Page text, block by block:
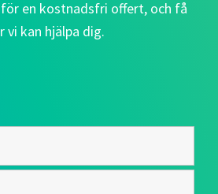
en kostnadsfri offert, och få
vi kan hjälpa dig.